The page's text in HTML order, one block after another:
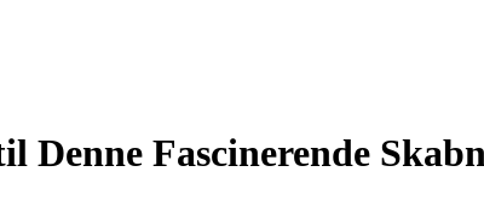
Denne Fascinerende